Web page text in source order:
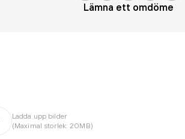
Lämna ett omdöme
Ladda upp bilder
(Maximal storlek: 20MB)